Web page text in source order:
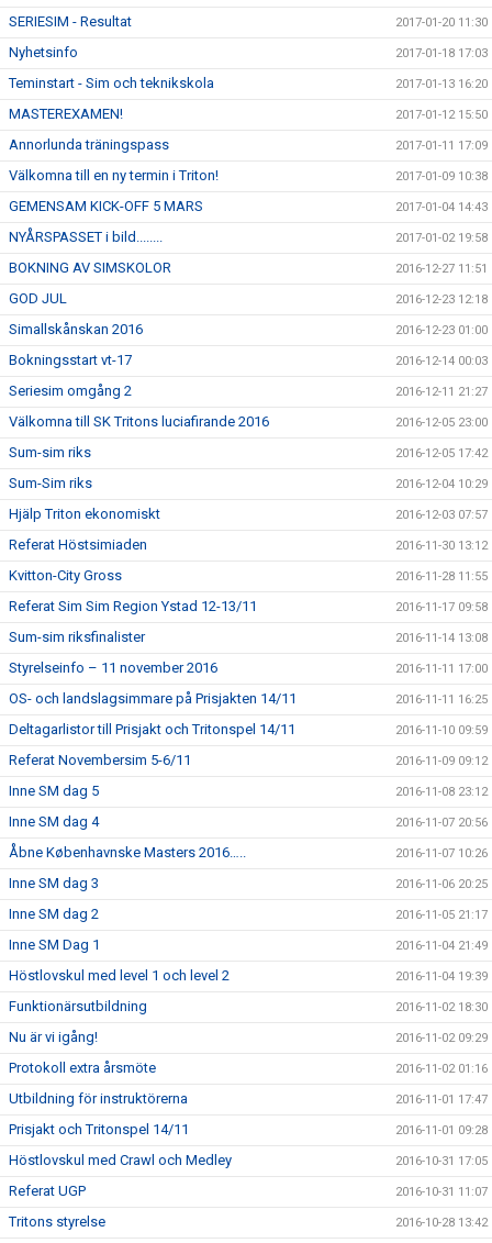
SERIESIM - Resultat 2017-01-20 11:30
Nyhetsinfo 2017-01-18 17:03
Teminstart - Sim och teknikskola 2017-01-13 16:20
MASTEREXAMEN! 2017-01-12 15:50
Annorlunda träningspass 2017-01-11 17:09
Välkomna till en ny termin i Triton! 2017-01-09 10:38
GEMENSAM KICK-OFF 5 MARS 2017-01-04 14:43
NYÅRSPASSET i bild........ 2017-01-02 19:58
BOKNING AV SIMSKOLOR 2016-12-27 11:51
GOD JUL 2016-12-23 12:18
Simallskånskan 2016 2016-12-23 01:00
Bokningsstart vt-17 2016-12-14 00:03
Seriesim omgång 2 2016-12-11 21:27
Välkomna till SK Tritons luciafirande 2016 2016-12-05 23:00
Sum-sim riks 2016-12-05 17:42
Sum-Sim riks 2016-12-04 10:29
Hjälp Triton ekonomiskt 2016-12-03 07:57
Referat Höstsimiaden 2016-11-30 13:12
Kvitton-City Gross 2016-11-28 11:55
Referat Sim Sim Region Ystad 12-13/11 2016-11-17 09:58
Sum-sim riksfinalister 2016-11-14 13:08
Styrelseinfo – 11 november 2016 2016-11-11 17:00
OS- och landslagsimmare på Prisjakten 14/11 2016-11-11 16:25
Deltagarlistor till Prisjakt och Tritonspel 14/11 2016-11-10 09:59
Referat Novembersim 5-6/11 2016-11-09 09:12
Inne SM dag 5 2016-11-08 23:12
Inne SM dag 4 2016-11-07 20:56
Åbne Københavnske Masters 2016….. 2016-11-07 10:26
Inne SM dag 3 2016-11-06 20:25
Inne SM dag 2 2016-11-05 21:17
Inne SM Dag 1 2016-11-04 21:49
Höstlovskul med level 1 och level 2 2016-11-04 19:39
Funktionärsutbildning 2016-11-02 18:30
Nu är vi igång! 2016-11-02 09:29
Protokoll extra årsmöte 2016-11-02 01:16
Utbildning för instruktörerna 2016-11-01 17:47
Prisjakt och Tritonspel 14/11 2016-11-01 09:28
Höstlovskul med Crawl och Medley 2016-10-31 17:05
Referat UGP 2016-10-31 11:07
Tritons styrelse 2016-10-28 13:42